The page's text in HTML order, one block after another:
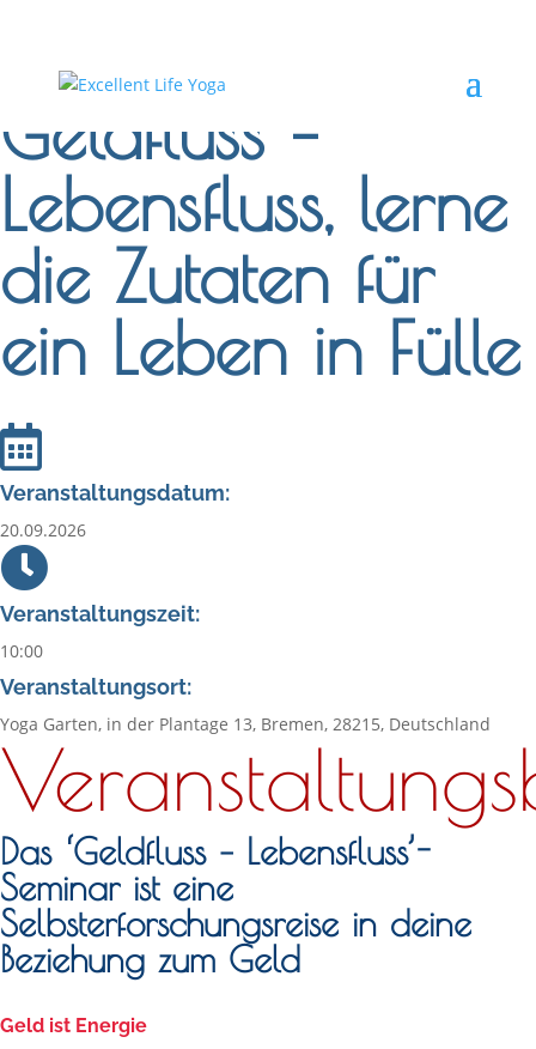
Geldfluss –
Lebensfluss, lerne
die Zutaten für
ein Leben in Fülle
Veranstaltungsdatum:
20.09.2026
Veranstaltungszeit:
10:00
Veranstaltungsort:
Yoga Garten, in der Plantage 13, Bremen, 28215, Deutschland
Das ‘Geldfluss – Lebensfluss’-
Seminar ist eine
Selbsterforschungsreise in deine
Beziehung zum Geld
Geld ist Energie